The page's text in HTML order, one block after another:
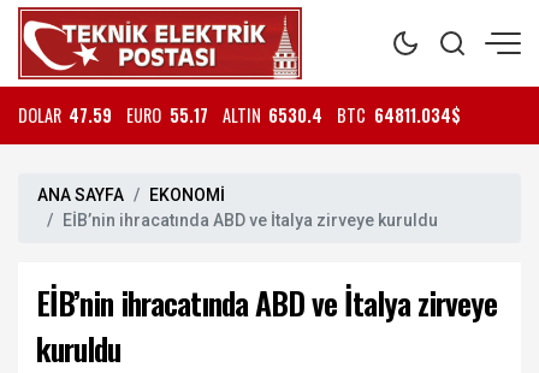
DOLAR 47.59 EURO 55.17 ALTIN 6530.4 BTC 64811.034$
ANA SAYFA
EKONOMİ
EİB’nin ihracatında ABD ve İtalya zirveye kuruldu
EİB’nin ihracatında ABD ve İtalya zirveye
kuruldu